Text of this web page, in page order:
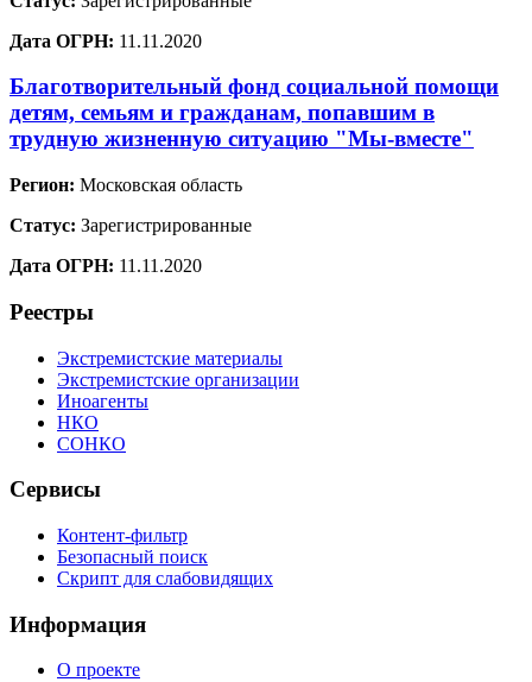
Дата ОГРН: 11.11.2020
Благотворительный фонд социальной помощи
детям, семьям и гражданам, попавшим в
трудную жизненную ситуацию "Мы-вместе"
Регион: Московская область
Статус: Зарегистрированные
Дата ОГРН: 11.11.2020
Реестры
Экстремистские материалы
Экстремистские организации
Иноагенты
НКО
СОНКО
Сервисы
Контент-фильтр
Безопасный поиск
Скрипт для слабовидящих
Информация
О проекте